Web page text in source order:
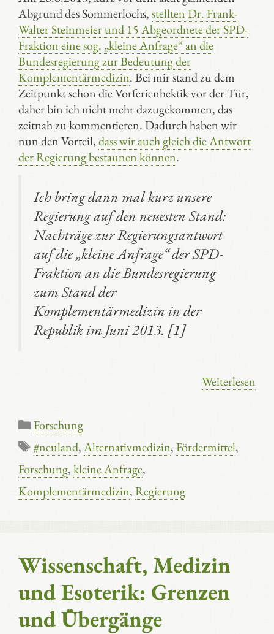
Abgrund des Sommerlochs,stellten Dr. Frank-
Walter Steinmeier und 15 Abgeordnete der SPD-
Fraktion eine sog. „kleine Anfrage“ an die
Bundesregierung zur Bedeutung der
Komplementärmedizin. Bei mir stand zu dem
Zeitpunkt schon die Vorferienhektik vor der Tür,
daher bin ich nicht mehr dazugekommen, das
zeitnah zu kommentieren. Dadurch haben wir
nun den Vorteil,dass wir auch gleich die Antwort
der Regierung bestaunen können.
Ich bring dann mal kurz unsere
Regierung auf den neuesten Stand:
Nachträge zur Regierungsantwort
auf die „kleine Anfrage“ der SPD-
Fraktion an die Bundesregierung
zum Stand der
Komplementärmedizin in der
Republik im Juni 2013. [1]
Weiterlesen
Kategorien
Forschung
Schlagwörter
#neuland,Alternativmedizin,Fördermittel,
Forschung,kleine Anfrage,
Komplementärmedizin,Regierung
Wissenschaft, Medizin
und Esoterik: Grenzen
und Übergänge